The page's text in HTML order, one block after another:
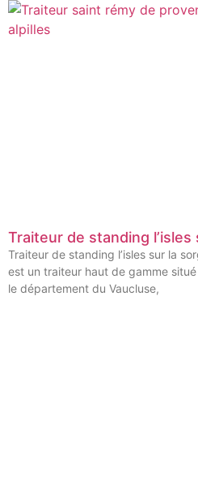
Traiteur de standing l’isles
Traiteur de standing l’isles sur la
est un traiteur haut de gamme
le département du Vaucluse,